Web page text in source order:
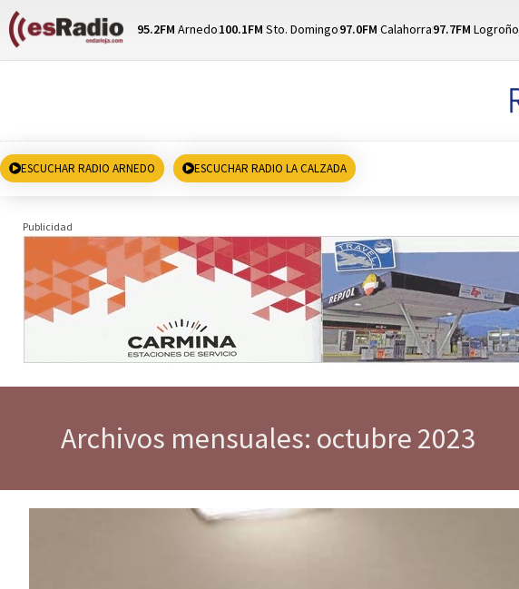
95.2FM Arnedo100.1FM Sto. Domingo97.0FM Calahorra97.7FM Logroño
ESCUCHAR RADIO ARNEDO ESCUCHAR RADIO LA CALZADA
Publicidad
Archivos mensuales: octubre 2023